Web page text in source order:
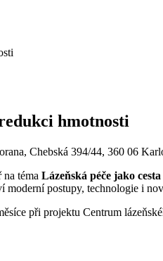
hmotnosti
Chebská 394/44, 360 06
téma Lázeňská péče jako
postupy, technologie i
při projektu Centrum